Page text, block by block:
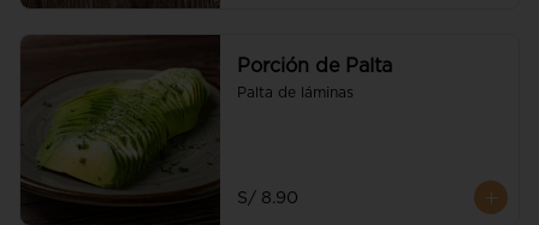
Porción de Palta
Palta de láminas
S/ 8.90